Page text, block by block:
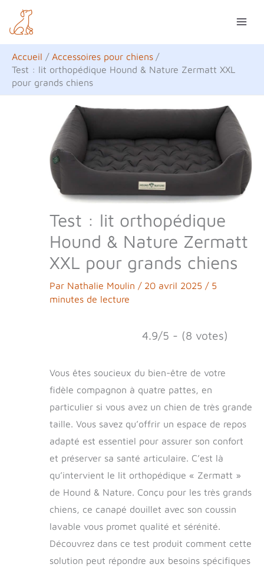
contenu
Accueil
Accessoires pour chiens
Test : lit orthopédique Hound & Nature Zermatt XXL
pour grands chiens
Test : lit orthopédique
Hound & Nature Zermatt
XXL pour grands chiens
Par Nathalie Moulin / 20 avril 2025 / 5
minutes de lecture
4.9/5 - (8 votes)
Vous êtes soucieux du bien-être de votre
fidèle compagnon à quatre pattes, en
particulier si vous avez un chien de très grande
taille. Vous savez qu’offrir un espace de repos
adapté est essentiel pour assurer son confort
et préserver sa santé articulaire. C’est là
qu’intervient le lit orthopédique « Zermatt »
de Hound & Nature. Conçu pour les très grands
chiens, ce canapé douillet avec son coussin
lavable vous promet qualité et sérénité.
Découvrez dans ce test produit comment cette
solution peut répondre aux besoins spécifiques
e
c
h
e